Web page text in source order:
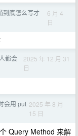
到底怎么写才
6 月 4
日
都会
2025 年 12 月 31
日
会用 put 2025 年 8 月
15 日
Query Method 来解